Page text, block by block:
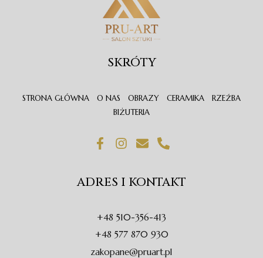
SKRÓTY
STRONA GŁÓWNA O NAS OBRAZY CERAMIKA
RZEŹBA
BIŻUTERIA
F
a
b
k
-
f
I
n
a
r
a
m
E
n
l
p
e
P
h
n
e
a
l
t
ADRES I KONTAKT
+48 510-356-413
+48 577 870 930
zakopane@pruart.pl